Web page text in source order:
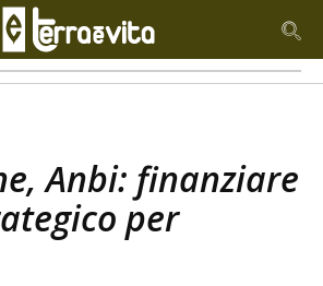
Anbi: finanziare
per